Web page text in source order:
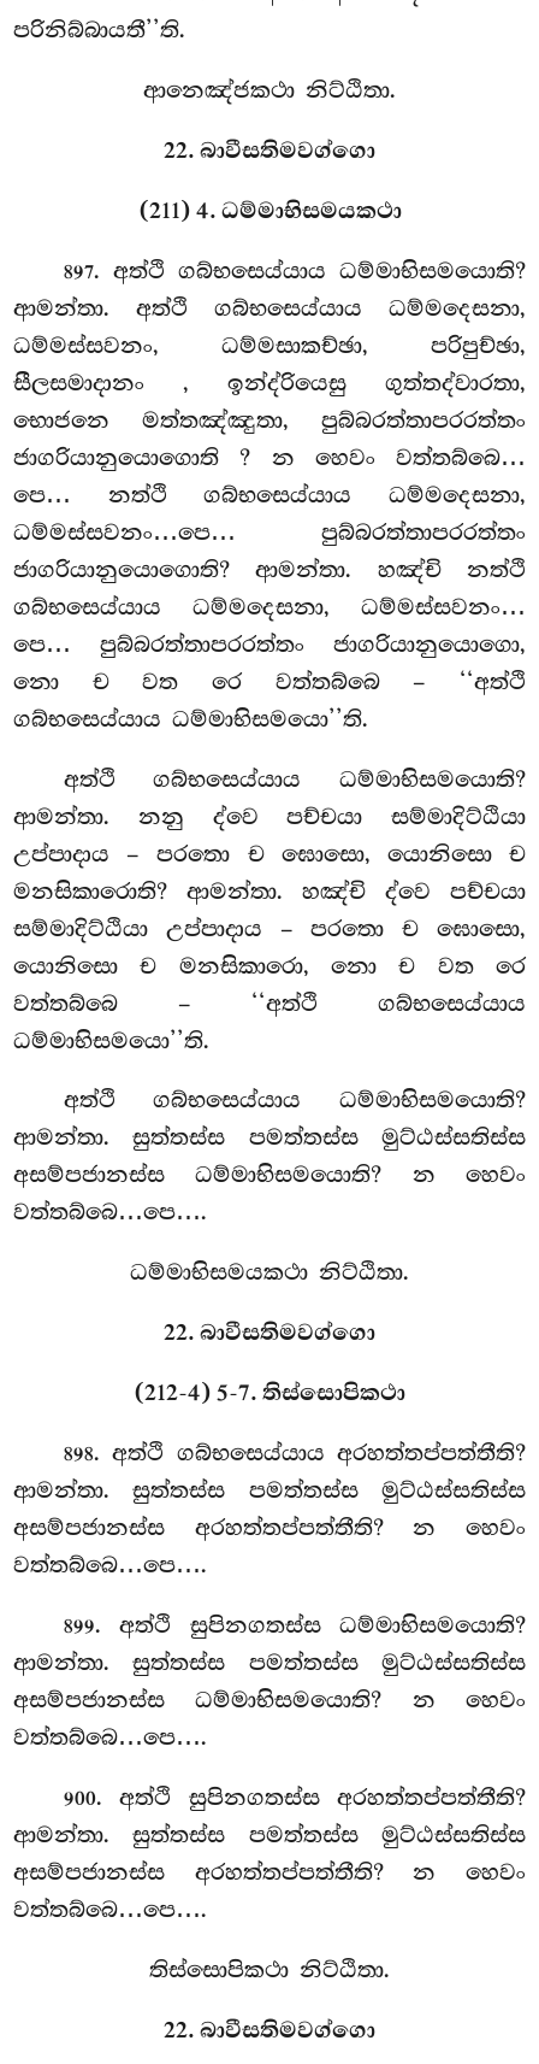
පරිනිබ්බායතී’’ති.
ආනෙඤ්ජකථා නිට්ඨිතා.
22. බාවීසතිමවග්ගො
(211) 4. ධම්මාභිසමයකථා
897. අත්ථි ගබ්භසෙය්යාය ධම්මාභිසමයොති?
ආමන්තා. අත්ථි ගබ්භසෙය්යාය ධම්මදෙසනා,
ධම්මස්සවනං, ධම්මසාකච්ඡා, පරිපුච්ඡා,
සීලසමාදානං, ඉන්ද්රියෙසු ගුත්තද්වාරතා,
භොජනෙ මත්තඤ්ඤුතා, පුබ්බරත්තාපරරත්තං
ජාගරියානුයොගොති ? න හෙවං වත්තබ්බෙ…
පෙ… නත්ථි ගබ්භසෙය්යාය ධම්මදෙසනා,
ධම්මස්සවනං…පෙ… පුබ්බරත්තාපරරත්තං
ජාගරියානුයොගොති? ආමන්තා. හඤ්චි නත්ථි
ගබ්භසෙය්යාය ධම්මදෙසනා, ධම්මස්සවනං…
පෙ… පුබ්බරත්තාපරරත්තං ජාගරියානුයොගො,
නො ච වත රෙ වත්තබ්බෙ – ‘‘අත්ථි
ගබ්භසෙය්යාය ධම්මාභිසමයො’’ති.
අත්ථි ගබ්භසෙය්යාය ධම්මාභිසමයොති?
ආමන්තා. නනු ද්වෙ පච්චයා සම්මාදිට්ඨියා
උප්පාදාය – පරතො ච ඝොසො, යොනිසො ච
මනසිකාරොති? ආමන්තා. හඤ්චි ද්වෙ පච්චයා
සම්මාදිට්ඨියා උප්පාදාය – පරතො ච ඝොසො,
යොනිසො ච මනසිකාරො, නො ච වත රෙ
වත්තබ්බෙ – ‘‘අත්ථි ගබ්භසෙය්යාය
ධම්මාභිසමයො’’ති.
අත්ථි ගබ්භසෙය්යාය ධම්මාභිසමයොති?
ආමන්තා. සුත්තස්ස පමත්තස්ස මුට්ඨස්සතිස්ස
අසම්පජානස්ස ධම්මාභිසමයොති? න හෙවං
වත්තබ්බෙ…පෙ….
ධම්මාභිසමයකථා නිට්ඨිතා.
22. බාවීසතිමවග්ගො
(212-4) 5-7. තිස්සොපිකථා
898. අත්ථි ගබ්භසෙය්යාය අරහත්තප්පත්තීති?
ආමන්තා. සුත්තස්ස පමත්තස්ස මුට්ඨස්සතිස්ස
අසම්පජානස්ස අරහත්තප්පත්තීති? න හෙවං
වත්තබ්බෙ…පෙ….
899. අත්ථි සුපිනගතස්ස ධම්මාභිසමයොති?
ආමන්තා. සුත්තස්ස පමත්තස්ස මුට්ඨස්සතිස්ස
අසම්පජානස්ස ධම්මාභිසමයොති? න හෙවං
වත්තබ්බෙ…පෙ….
900. අත්ථි සුපිනගතස්ස අරහත්තප්පත්තීති?
ආමන්තා. සුත්තස්ස පමත්තස්ස මුට්ඨස්සතිස්ස
අසම්පජානස්ස අරහත්තප්පත්තීති? න හෙවං
වත්තබ්බෙ…පෙ….
තිස්සොපිකථා නිට්ඨිතා.
22. බාවීසතිමවග්ගො